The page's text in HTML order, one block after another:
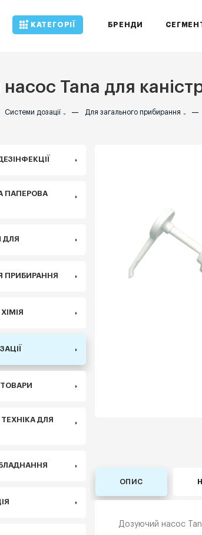
КАТЕГОРІЇ БРЕНДИ
Tana для
Системи дозації — Для загального прибирання —
ОПИС
Дозуючий насос
ПАПЕРОВА
ДЛЯ
ПРИБИРАННЯ
ДЛЯ